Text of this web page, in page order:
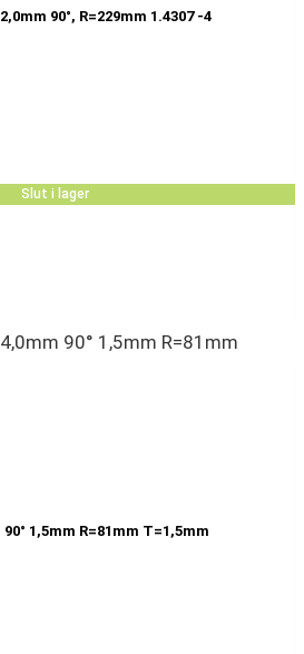
90°, R=229mm 1.4307 -4
Slut i lager
1,5mm R=81mm T=1,5mm